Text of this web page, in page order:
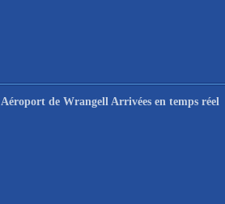
Aéroport de Wrangell Arrivées en temps réel